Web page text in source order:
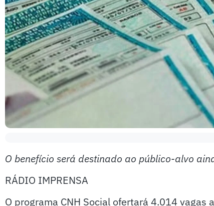
O benefício será destinado ao público-alvo
RÁDIO IMPRENSA
O programa CNH Social ofertará 4.014